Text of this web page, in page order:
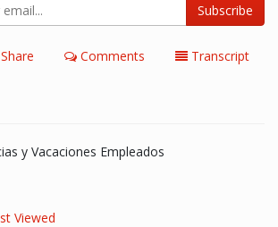
Subscribe
Share Comments Transcript
y Vacaciones Empleados
Viewed